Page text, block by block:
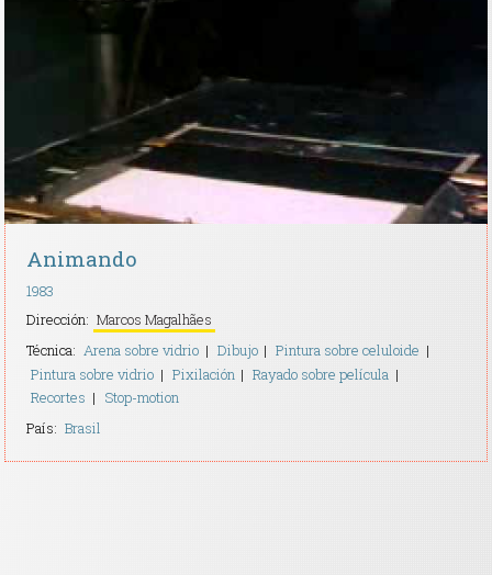
Animando
1983
Dirección: Marcos Magalhães
Técnica: Arena sobre vidrio Dibujo
Pintura sobre celuloide
Pintura sobre vidrio
Pixilación
Rayado sobre película
Recortes
Stop-motion
País: Brasil